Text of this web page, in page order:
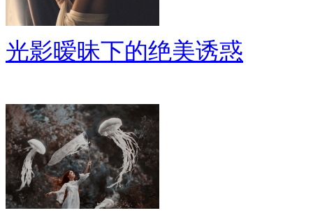
光影暧昧下的绝美诱惑